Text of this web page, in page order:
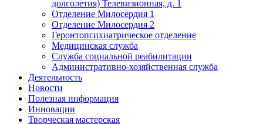
долголетия) Телевизионная, д. 1
Отделение Милосердия 1
Отделение Милосердия 2
Геронтопсихиатрическое отделение
Медицинская служба
Служба социальной реабилитации
Административно-хозяйственная служба
Деятельность
Новости
Полезная информация
Инновации
Творческая мастерская